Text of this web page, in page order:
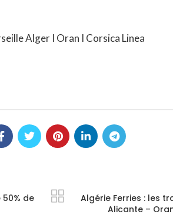
Alger I Oran I Corsica Linea
de
Algérie Ferries : les
Alicante –